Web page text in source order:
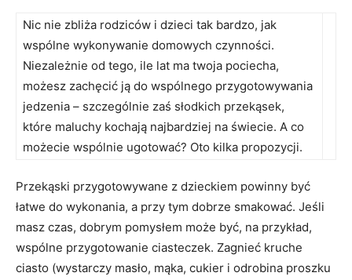
Nic nie zbliża rodziców i dzieci tak bardzo, jak
wspólne wykonywanie domowych czynności.
Niezależnie od tego, ile lat ma twoja pociecha,
możesz zachęcić ją do wspólnego przygotowywania
jedzenia – szczególnie zaś słodkich przekąsek,
które maluchy kochają najbardziej na świecie. A co
możecie wspólnie ugotować? Oto kilka propozycji.
Przekąski przygotowywane z dzieckiem powinny być
łatwe do wykonania, a przy tym dobrze smakować. Jeśli
masz czas, dobrym pomysłem może być, na przykład,
wspólne przygotowanie ciasteczek. Zagnieć kruche
ciasto (wystarczy masło, mąka, cukier i odrobina proszku